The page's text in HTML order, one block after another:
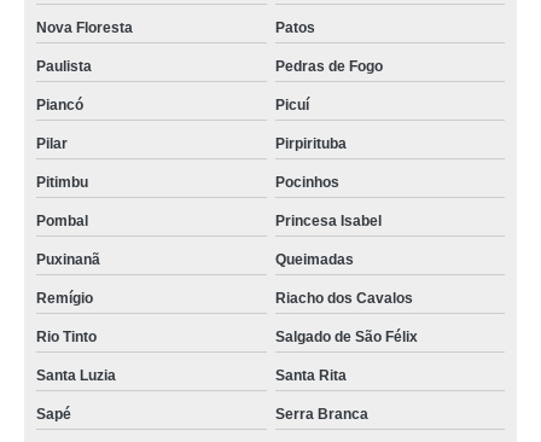
auditório 100 pessoas Camaragibe
onde encontrar auditório 50 pessoas Desterro
onde faz locação de auditório palestra Soledade
auditório alugar Puxinanã
onde encontrar auditório para 50 pessoas Gado Bravo
auditório 100 pessoas alugar Rio Tinto
auditório para eventos Araruna
auditório locar Queimadas
Nova Floresta Patos
Paulista Pedras de Fogo
Piancó Picuí
Pilar Pirpirituba
Pitimbu Pocinhos
Pombal Princesa Isabel
Puxinanã Queimadas
Remígio Riacho dos Cavalos
Rio Tinto Salgado de São Félix
Santa Luzia Santa Rita
Sapé Serra Branca